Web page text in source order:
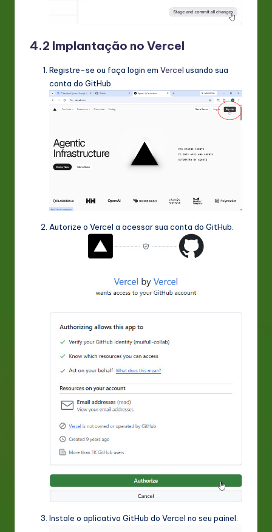
4.2 Implantação no Vercel
Registre-se ou faça login em Vercel usando sua
conta do GitHub.
Autorize o Vercel a acessar sua conta do GitHub.
Instale o aplicativo GitHub do Vercel no seu painel.